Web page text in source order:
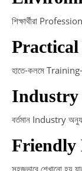
শিক্ষার্থীরা
হাতে-কলমে
Industry
বর্তমান Industry
Friendly
সহজভাবে শেখানো হয়